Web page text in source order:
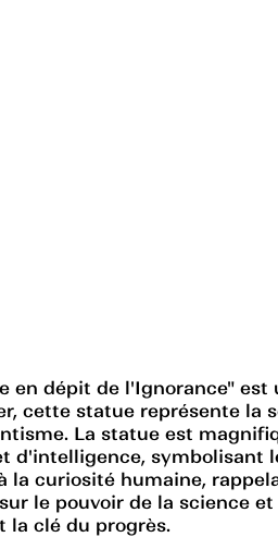
en dépit de l'Ignorance"
cette statue représente
La statue est
d'intelligence, symbolisant
la curiosité humaine,
le pouvoir de la science
la clé du progrès.